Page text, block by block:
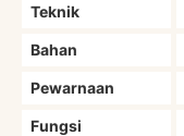
Teknik
Bahan
Pewarnaan
Fungsi